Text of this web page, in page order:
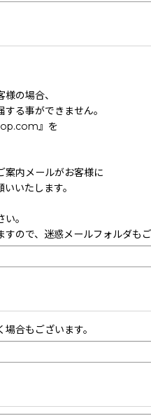
の場合、
る事ができません。
』を
案内メールがお客様に
いたします。
。
ので、迷惑メールフォルダもご
合もございます。